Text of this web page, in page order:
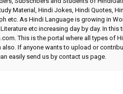
Material, Hindi Jokes, Hindi Quotes,
etc. As Hindi Language is growing in
etc increasing day by day. In this
This is the portal where all types of
also. If anyone wants to upload or
easily send us by contact us page.